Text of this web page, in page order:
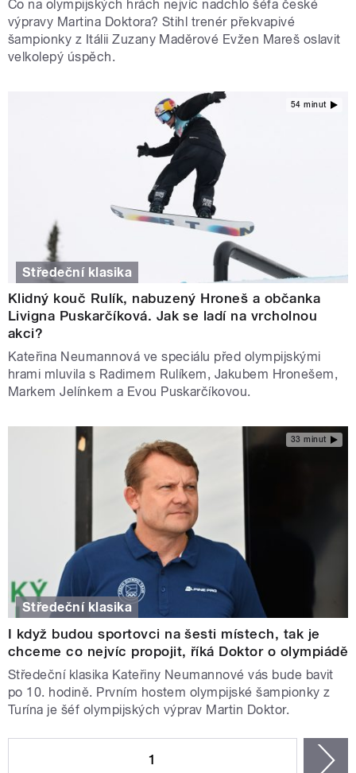
Co na olympijských hrách nejvíc nadchlo šéfa české
výpravy Martina Doktora? Stihl trenér překvapivé
šampionky z Itálii Zuzany Maděrové Evžen Mareš oslavit
velkolepý úspěch.
54 minut
Středeční klasika
Klidný kouč Rulík, nabuzený Hroneš a občanka
Livigna Puskarčíková. Jak se ladí na vrcholnou
akci?
Kateřina Neumannová ve speciálu před olympijskými
hrami mluvila s Radimem Rulíkem, Jakubem Hronešem,
Markem Jelínkem a Evou Puskarčíkovou.
33 minut
Středeční klasika
I když budou sportovci na šesti místech, tak je
chceme co nejvíc propojit, říká Doktor o olympiádě
Středeční klasika Kateřiny Neumannové vás bude bavit
po 10. hodině. Prvním hostem olympijské šampionky z
Turína je šéf olympijských výprav Martin Doktor.
1